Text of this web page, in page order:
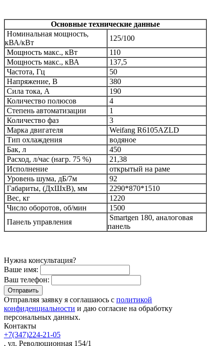
Основные технические данные
Номинальная мощность,
кВА/кВт
125/100
Мощность макс., кВт
110
Мощность макс., кВА
137,5
Частота, Гц
50
Напряжение, В
380
Сила тока, А
190
Количество полюсов
4
Степень автоматизации
1
Количество фаз
3
Марка двигателя
Weifang R6105AZLD
Тип охлаждения
водяное
Бак, л
450
Расход, л/час (нагр. 75 %)
21,38
Исполнение
открытый на раме
Уровень шума, дБ/7м
92
Габариты, (ДхШхВ), мм
2290*870*1510
Вес, кг
1220
Число оборотов, об/мин
1500
Панель управления
Smartgen 180, аналоговая
панель
Нужна консультация?
Ваше имя:
Ваш телефон:
Отправляя заявку я соглашаюсь с политикой
конфиденциальности и даю согласие на обработку
персональных данных.
Контакты
+7(347)224-21-05
, ул. Революционная 154/1